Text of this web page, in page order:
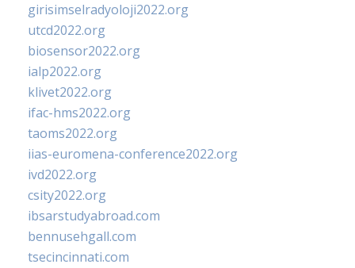
girisimselradyoloji2022.org
utcd2022.org
biosensor2022.org
ialp2022.org
klivet2022.org
ifac-hms2022.org
taoms2022.org
iias-euromena-conference2022.org
ivd2022.org
csity2022.org
ibsarstudyabroad.com
bennusehgall.com
tsecincinnati.com